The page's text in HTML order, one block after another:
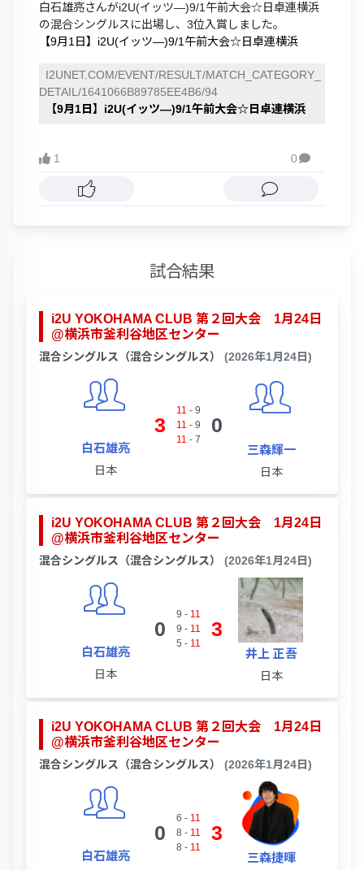
白石雄亮さんがi2U(イッツ―)9/1午前大会☆日卓連横浜
の混合シングルスに出場し、3位入賞しました。
【9月1日】i2U(イッツ―)9/1午前大会☆日卓連横浜
I2UNET.COM/EVENT/RESULT/MATCH_CATEGORY_
DETAIL/1641066B89785EE4B6/94
【9月1日】i2U(イッツ―)9/1午前大会☆日卓連横浜
1 0
試合結果
i2U YOKOHAMA CLUB 第２回大会 1月24日
@横浜市釜利谷地区センター
混合シングルス（混合シングルス） (2026年1月24日)
白石雄亮
日本
3
11 - 9
11 - 9
11 - 7
0
三森輝一
日本
i2U YOKOHAMA CLUB 第２回大会 1月24日
@横浜市釜利谷地区センター
混合シングルス（混合シングルス） (2026年1月24日)
白石雄亮
日本
0
9 - 11
9 - 11
5 - 11
3
井上 正吾
日本
i2U YOKOHAMA CLUB 第２回大会 1月24日
@横浜市釜利谷地区センター
混合シングルス（混合シングルス） (2026年1月24日)
白石雄亮
0
6 - 11
8 - 11
8 - 11
3
三森捷暉